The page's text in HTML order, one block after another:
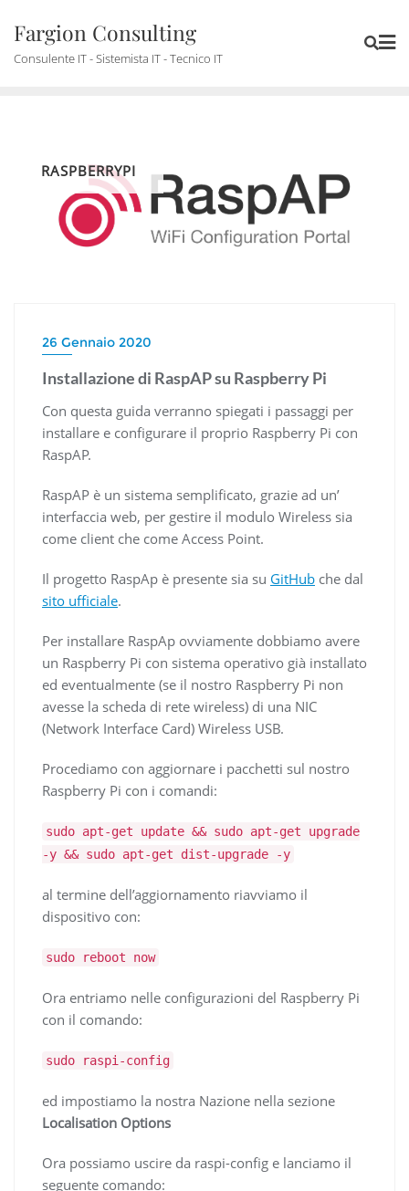
content
Fargion Consulting
Consulente IT - Sistemista IT - Tecnico IT
RASPBERRYPI
26 Gennaio 2020
Installazione di RaspAP su Raspberry Pi
Con questa guida verranno spiegati i passaggi per
installare e configurare il proprio Raspberry Pi con
RaspAP.
RaspAP è un sistema semplificato, grazie ad un’
interfaccia web, per gestire il modulo Wireless sia
come client che come Access Point.
Il progetto RaspAp è presente sia su GitHub che dal
sito ufficiale.
Per installare RaspAp ovviamente dobbiamo avere
un Raspberry Pi con sistema operativo già installato
ed eventualmente (se il nostro Raspberry Pi non
avesse la scheda di rete wireless) di una NIC
(Network Interface Card) Wireless USB.
Procediamo con aggiornare i pacchetti sul nostro
Raspberry Pi con i comandi:
sudo apt-get update && sudo apt-get upgrade
-y && sudo apt-get dist-upgrade -y
al termine dell’aggiornamento riavviamo il
dispositivo con:
sudo reboot now
Ora entriamo nelle configurazioni del Raspberry Pi
con il comando:
sudo raspi-config
ed impostiamo la nostra Nazione nella sezione
Localisation Options
Ora possiamo uscire da raspi-config e lanciamo il
seguente comando: